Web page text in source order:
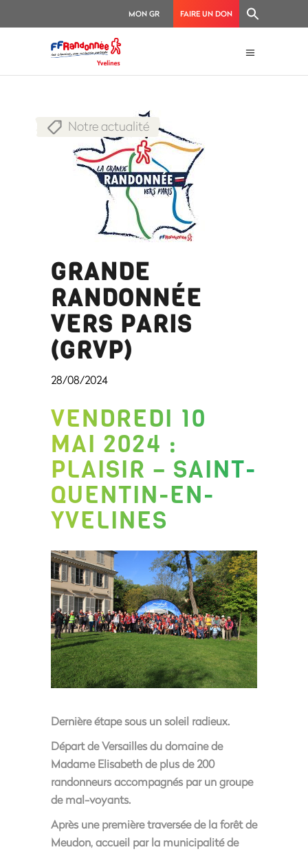
MON GR FAIRE UN DON
Notre actualité
GRANDE
RANDONNÉE
VERS PARIS
(GRVP)
28/08/2024
VENDREDI 10
MAI 2024 :
PLAISIR – SAINT-
QUENTIN-EN-
YVELINES
Dernière étape sous un soleil radieux.
Départ de Versailles du domaine de
Madame Elisabeth de plus de 200
randonneurs accompagnés par un groupe
de mal-voyants.
Après une première traversée de la forêt de
Meudon, accueil par la municipalité de